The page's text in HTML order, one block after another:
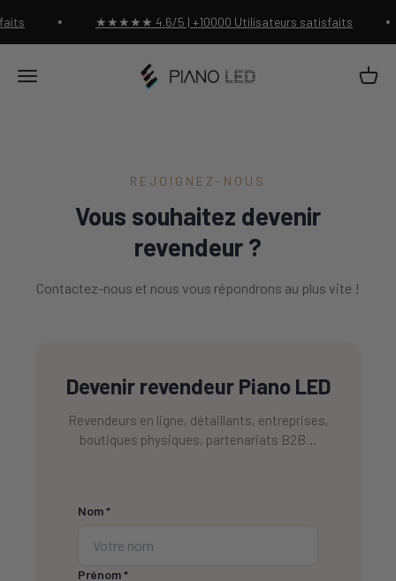
★★★★★ 4.6/5 | +10000 Utilisateurs satisfaits
Menu
Piano Led Shop Panier
REJOIGNEZ-NOUS
Vous souhaitez devenir
revendeur ?
Contactez-nous et nous vous répondrons au plus vite !
Devenir revendeur Piano LED
Revendeurs en ligne, détaillants, entreprises,
boutiques physiques, partenariats B2B…
Nom *
Prénom *